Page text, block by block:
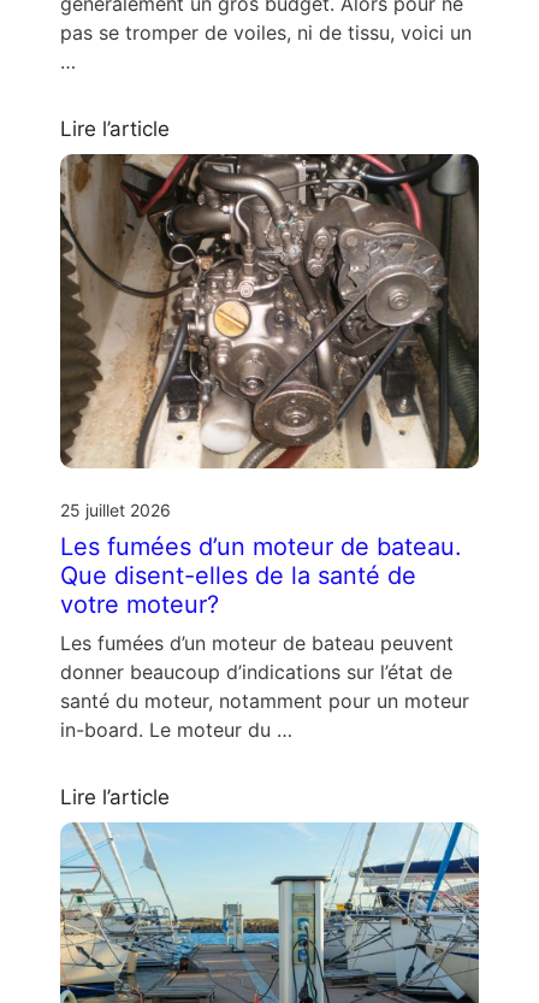
pas se tromper de voiles, ni de tissu, voici un
…
Lire l’article
25 juillet 2026
Les fumées d’un moteur de bateau.
Que disent-elles de la santé de
votre moteur?
Les fumées d’un moteur de bateau peuvent
donner beaucoup d’indications sur l’état de
santé du moteur, notamment pour un moteur
in-board. Le moteur du …
Lire l’article